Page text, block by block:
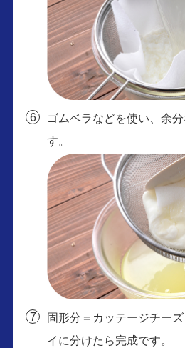
ゴムベラなどを使い、余
す。
固形分＝カッテージチー
イに分けたら完成です。